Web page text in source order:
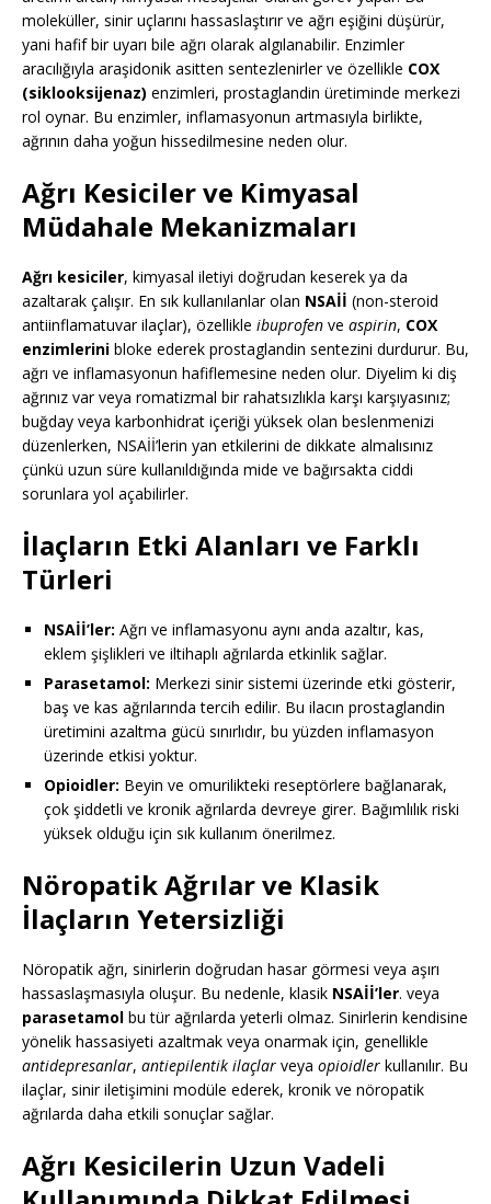
moleküller, sinir uçlarını hassaslaştırır ve ağrı eşiğini düşürür,
yani hafif bir uyarı bile ağrı olarak algılanabilir. Enzimler
aracılığıyla araşidonik asitten sentezlenirler ve özellikle COX
(siklooksijenaz) enzimleri, prostaglandin üretiminde merkezi
rol oynar. Bu enzimler, inflamasyonun artmasıyla birlikte,
ağrının daha yoğun hissedilmesine neden olur.
Ağrı Kesiciler ve Kimyasal
Müdahale Mekanizmaları
Ağrı kesiciler, kimyasal iletiyi doğrudan keserek ya da
azaltarak çalışır. En sık kullanılanlar olan NSAİİ (non-steroid
antiinflamatuvar ilaçlar), özellikle ibuprofen ve aspirin, COX
enzimlerini bloke ederek prostaglandin sentezini durdurur. Bu,
ağrı ve inflamasyonun hafiflemesine neden olur. Diyelim ki diş
ağrınız var veya romatizmal bir rahatsızlıkla karşı karşıyasınız;
buğday veya karbonhidrat içeriği yüksek olan beslenmenizi
düzenlerken, NSAİİ’lerin yan etkilerini de dikkate almalısınız
çünkü uzun süre kullanıldığında mide ve bağırsakta ciddi
sorunlara yol açabilirler.
İlaçların Etki Alanları ve Farklı
Türleri
NSAİİ’ler: Ağrı ve inflamasyonu aynı anda azaltır, kas,
eklem şişlikleri ve iltihaplı ağrılarda etkinlik sağlar.
Parasetamol: Merkezi sinir sistemi üzerinde etki gösterir,
baş ve kas ağrılarında tercih edilir. Bu ilacın prostaglandin
üretimini azaltma gücü sınırlıdır, bu yüzden inflamasyon
üzerinde etkisi yoktur.
Opioidler: Beyin ve omurilikteki reseptörlere bağlanarak,
çok şiddetli ve kronik ağrılarda devreye girer. Bağımlılık riski
yüksek olduğu için sık kullanım önerilmez.
Nöropatik Ağrılar ve Klasik
İlaçların Yetersizliği
Nöropatik ağrı, sinirlerin doğrudan hasar görmesi veya aşırı
hassaslaşmasıyla oluşur. Bu nedenle, klasik NSAİİ’ler. veya
parasetamol bu tür ağrılarda yeterli olmaz. Sinirlerin kendisine
yönelik hassasiyeti azaltmak veya onarmak için, genellikle
antidepresanlar, antiepilentik ilaçlar veya opioidler kullanılır. Bu
ilaçlar, sinir iletişimini modüle ederek, kronik ve nöropatik
ağrılarda daha etkili sonuçlar sağlar.
Ağrı Kesicilerin Uzun Vadeli